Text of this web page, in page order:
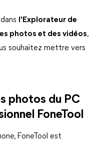
dans
l'Explorateur de
photos et des vidéos,
souhaitez mettre vers
photos du PC
FoneTool
FoneTool est